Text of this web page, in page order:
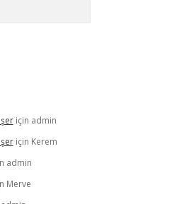
için admin
için Kerem
admin
Merve